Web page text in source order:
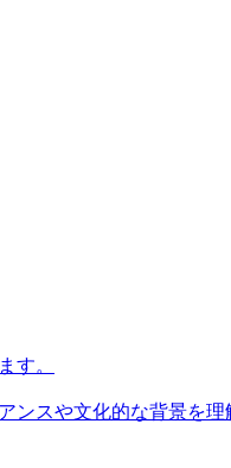
す。
スや文化的な背景を